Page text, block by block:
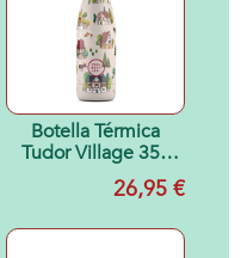
Botella Térmica
Tudor Village 350
26,95 €